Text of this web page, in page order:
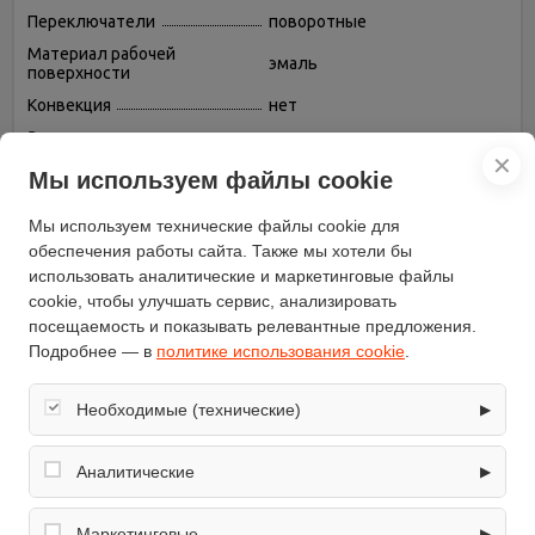
Переключатели
поворотные
Материал рабочей
поверхности
эмаль
Конвекция
нет
Защитное отключение
нет
Духовка
газовая
Газовых конфорок
4
Газ-контроль конфорок
Цвет
белый
Управление
механическое
Глубина (см)
60
Высота (см)
Варочная панель
Количество стекол дверцы
✕
Мы используем файлы cookie
Мы используем технические файлы cookie для
обеспечения работы сайта. Также мы хотели бы
использовать аналитические и маркетинговые файлы
cookie, чтобы улучшать сервис, анализировать
посещаемость и показывать релевантные предложения.
Подробнее — в политике использования cookie
Необходимые (технические) ▶
Обеспечивают корректную работу сайта: оформление
заказа, корзина, вход в личный кабинет. Без них основные
Аналитические ▶
Собирают обезличенную информацию о посещениях и
использовании сайта (например, счётчики аналитики),